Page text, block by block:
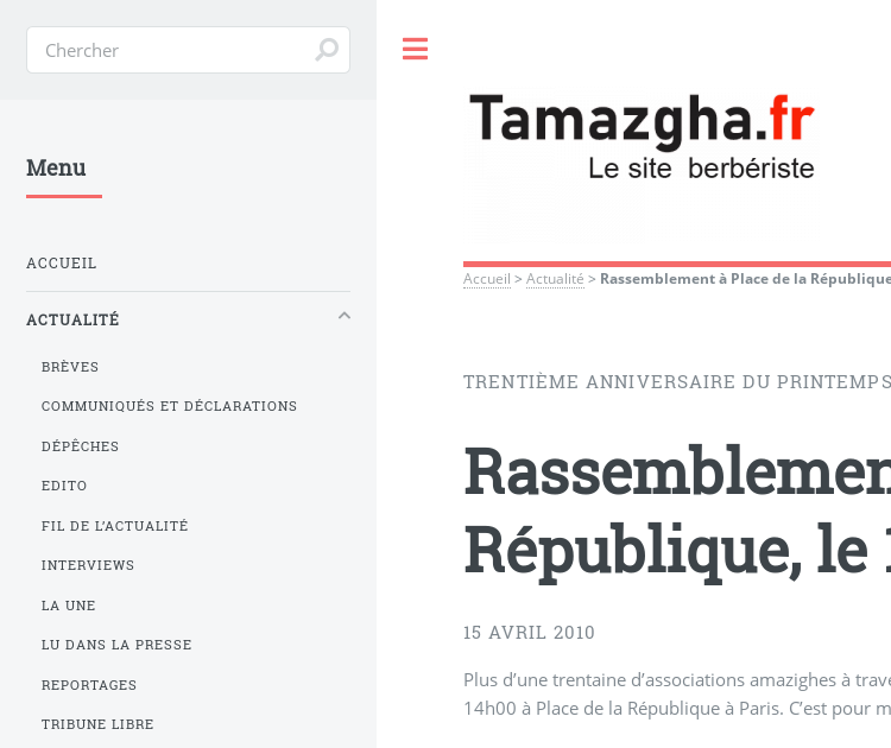
Accueil >Actualité > Rassemblement à Place de la
TRENTIÈME ANNIVERSAIRE DU
République, le
15 AVRIL 2010
Plus d’une trentaine d’associations amazighes à
14h00 à Place de la République à Paris. C’est
Menu
ACCUEIL
ACTUALITÉ
BRÈVES
COMMUNIQUÉS ET DÉCLARATIONS
DÉPÊCHES
EDITO
FIL DE L’ACTUALITÉ
INTERVIEWS
LA UNE
LU DANS LA PRESSE
REPORTAGES
TRIBUNE LIBRE